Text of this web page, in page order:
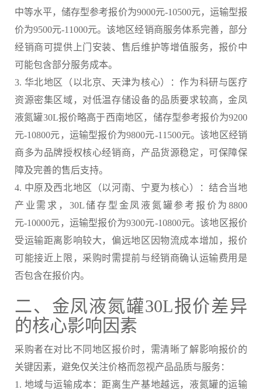
中等水平，储存型参考报价为9000元-10500元，运输型报
价为9500元-11000元。该地区经销商服务体系完善，部分
经销商可提供上门安装、售后维护等增值服务，报价中
可能包含部分服务成本。
3. 华北地区（以北京、天津为核心）：作为科研与医疗
资源密集区域，对低温存储设备的品质要求较高，金凤
液氮罐30L报价略高于西南地区，储存型参考报价为9200
元-10800元，运输型报价为9800元-11500元。该地区经销
商多为品牌授权核心经销商，产品货源稳定，可保障保
障及完善的售后支持。
4. 中原及西北地区（以河南、宁夏为核心）：结合当地
产业需求，30L储存型金凤液氮罐参考报价为8800
元-10000元，运输型报价为9300元-10800元。该地区报价
受运输距离影响较大，偏远地区因物流成本增加，报价
可能接近上限，采购时需提前与经销商确认运输费用是
否包含在报价内。
二、金凤液氮罐30L报价差异
的核心影响因素
采购者在对比不同地区报价时，需清晰了解影响报价的
关键因素，避免仅关注价格而忽视产品品质与服务：
1. 地域与运输成本：距离生产基地越远，液氮罐的运输